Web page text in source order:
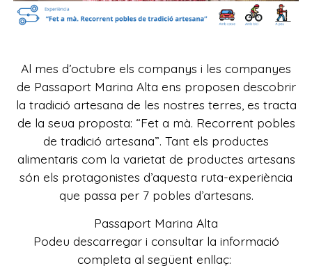
Al mes d’octubre els companys i les companyes
de Passaport Marina Alta ens proposen descobrir
la tradició artesana de les nostres terres, es tracta
de la seua proposta: “Fet a mà. Recorrent pobles
de tradició artesana”. Tant els productes
alimentaris com la varietat de productes artesans
són els protagonistes d’aquesta ruta-experiència
que passa per 7 pobles d’artesans.
Passaport Marina Alta
Podeu descarregar i consultar la informació
completa al següent enllaç: